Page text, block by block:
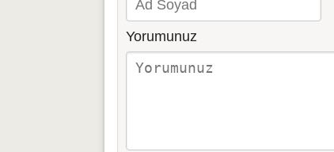
Yorumunuz